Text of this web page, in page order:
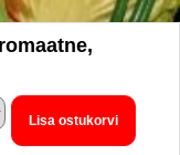
Lisa ostukorvi